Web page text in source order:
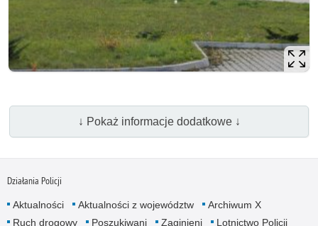
↓ Pokaż informacje dodatkowe ↓
Działania Policji
Aktualności Aktualności z województw
Archiwum X
Ruch drogowy
Poszukiwani Zaginieni
Lotnictwo Policji